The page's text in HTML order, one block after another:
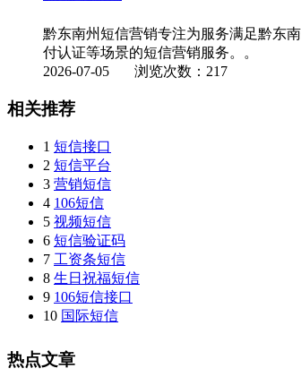
黔东南州短信营销专注为服务满足黔东
付认证等场景的短信营销服务。。
2026-07-05 浏览次数：217
相关推荐
1 短信接口
2 短信平台
3 营销短信
4 106短信
5 视频短信
6 短信验证码
7 工资条短信
8 生日祝福短信
9 106短信接口
10 国际短信
热点文章